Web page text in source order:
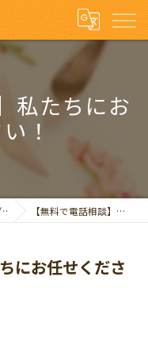
私たちにお
！
【無料で電話相談】私たちにお任せください！
にお任せくださ